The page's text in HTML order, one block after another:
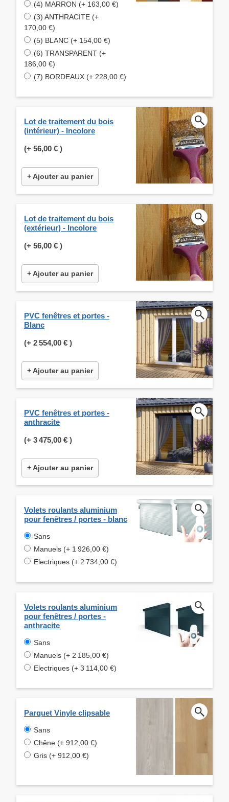
(4) MARRON (+ 163,00 €)
(3) ANTHRACITE (+
170,00 €)
(5) BLANC (+ 154,00 €)
(6) TRANSPARENT (+
186,00 €)
(7) BORDEAUX (+ 228,00 €)
Lot de traitement du bois
(intérieur) - Incolore
(+ 56,00 € )
+ Ajouter au panier
Lot de traitement du bois
(extérieur) - Incolore
(+ 56,00 € )
+ Ajouter au panier
PVC fenêtres et portes -
Blanc
(+ 2 554,00 € )
+ Ajouter au panier
PVC fenêtres et portes -
anthracite
(+ 3 475,00 € )
+ Ajouter au panier
Volets roulants aluminium
pour fenêtres / portes - blanc
Sans
Manuels (+ 1 926,00 €)
Electriques (+ 2 734,00 €)
Volets roulants aluminium
pour fenêtres / portes -
anthracite
Sans
Manuels (+ 2 185,00 €)
Electriques (+ 3 114,00 €)
Parquet Vinyle clipsable
Sans
Chêne (+ 912,00 €)
Gris (+ 912,00 €)